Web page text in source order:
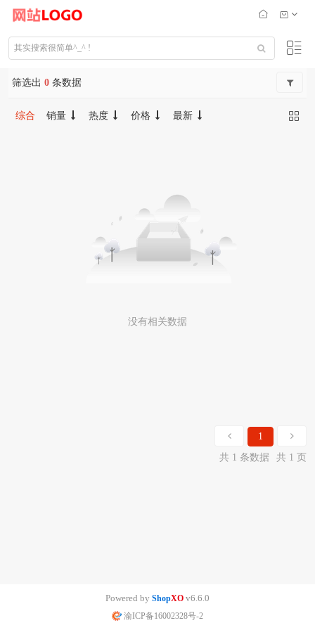
筛选出 0 条数据
综合 销量 热度 价格 最新
没有相关数据
1
共 1 条数据
共 1 页
Powered by ShopXO v6.6.0
渝ICP备16002328号-2